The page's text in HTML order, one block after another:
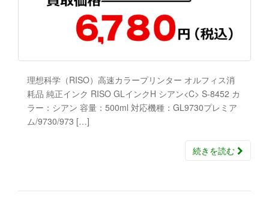
理想科学（RISO）高速カラープリンター オルフィス消
耗品 純正インク RISO GLインクH シアン<C> S-8452 カ
ラー：シアン 容量：500ml 対応機種：GL9730プレミア
ム/9730/973 […]
続きを読む